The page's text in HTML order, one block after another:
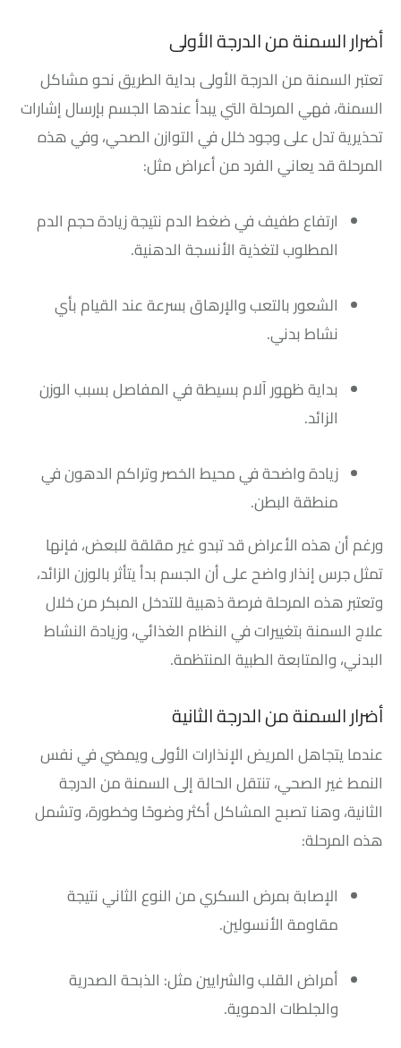
أضرار السمنة من الدرجة الأولى
تعتبر السمنة من الدرجة الأولى بداية الطريق نحو مشاكل
السمنة، فهي المرحلة التي يبدأ عندها الجسم بإرسال إشارات
تحذيرية تدل على وجود خلل في التوازن الصحي، وفي هذه
المرحلة قد يعاني الفرد من أعراض مثل:
ارتفاع طفيف في ضغط الدم نتيجة زيادة حجم الدم
المطلوب لتغذية الأنسجة الدهنية.
الشعور بالتعب والإرهاق بسرعة عند القيام بأي
نشاط بدني.
بداية ظهور آلام بسيطة في المفاصل بسبب الوزن
الزائد.
زيادة واضحة في محيط الخصر وتراكم الدهون في
منطقة البطن.
ورغم أن هذه الأعراض قد تبدو غير مقلقة للبعض، فإنها
تمثل جرس إنذار واضح على أن الجسم بدأ يتأثر بالوزن الزائد،
وتعتبر هذه المرحلة فرصة ذهبية للتدخل المبكر من خلال
علاج السمنة بتغييرات في النظام الغذائي، وزيادة النشاط
البدني، والمتابعة الطبية المنتظمة.
أضرار السمنة من الدرجة الثانية
عندما يتجاهل المريض الإنذارات الأولى ويمضي في نفس
النمط غير الصحي، تنتقل الحالة إلى السمنة من الدرجة
الثانية، وهنا تصبح المشاكل أكثر وضوحًا وخطورة، وتشمل
هذه المرحلة:
الإصابة بمرض السكري من النوع الثاني نتيجة
مقاومة الأنسولين.
أمراض القلب والشرايين مثل: الذبحة الصدرية
والجلطات الدموية.